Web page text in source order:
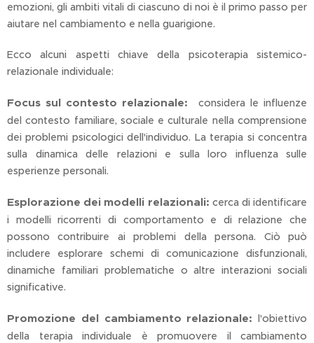
emozioni, gli ambiti vitali di ciascuno di noi è il primo passo per
aiutare nel cambiamento e nella guarigione.
Ecco alcuni aspetti chiave della psicoterapia sistemico-
relazionale individuale:
Focus sul contesto relazionale: considera le influenze
del contesto familiare, sociale e culturale nella comprensione
dei problemi psicologici dell'individuo. La terapia si concentra
sulla dinamica delle relazioni e sulla loro influenza sulle
esperienze personali.
Esplorazione dei modelli relazionali: cerca di identificare
i modelli ricorrenti di comportamento e di relazione che
possono contribuire ai problemi della persona. Ciò può
includere esplorare schemi di comunicazione disfunzionali,
dinamiche familiari problematiche o altre interazioni sociali
significative.
Promozione del cambiamento relazionale: l'obiettivo
della terapia individuale è promuovere il cambiamento